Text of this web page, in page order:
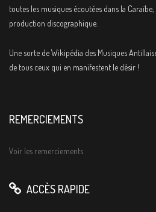
toutes les musiques écoutées dans la
production discographique.
Une sorte de Wikipédia des Musiques
de tous ceux qui en manifestent le désir !
REMERCIEMENTS
Voir les remerciements
ACCÈS RAPIDE